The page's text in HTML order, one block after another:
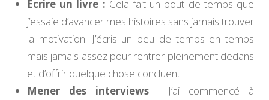
Ecrire un livre : Cela fait un bout de temps que
j’essaie d’avancer mes histoires sans jamais trouver
la motivation. J’écris un peu de temps en temps
mais jamais assez pour rentrer pleinement dedans
et d’offrir quelque chose concluent.
Mener des interviews: J’ai commencé à